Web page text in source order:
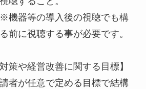
入後の視聴でも構
前に視聴する事が必要です。
経営改善に関する目標】
で定める目標で結構